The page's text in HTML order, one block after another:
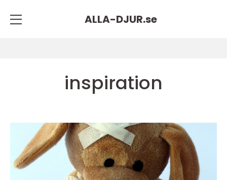
ALLA-DJUR.se
inspiration